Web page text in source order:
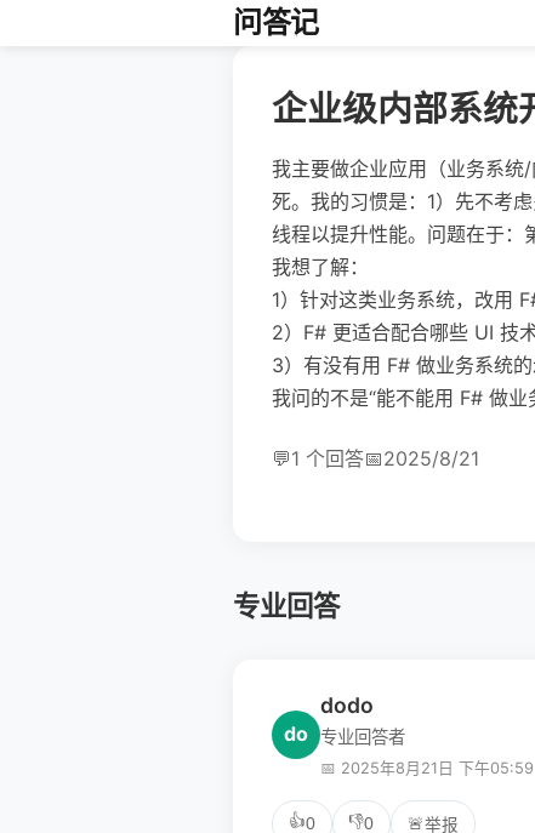
问答记
企业级内部系统
我主要做企业应用（业务系统
死。我的习惯是：1）先不考
线程以提升性能。问题在于：
我想了解：
1）针对这类业务系统，改用
2）F# 更适合配合哪些 UI 技
3）有没有用 F# 做业务系统的
我问的不是“能不能用 F# 做业
💬1 个回答📅2025/8/21
专业回答
do
dodo
专业回答者
📅 2025年8月21日 下午05:59
👍0 👎0 🚨举报